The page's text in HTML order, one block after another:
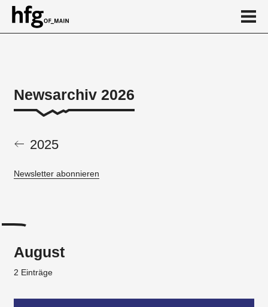
Newsarchiv 2026
Juni
Februar
Newsarchiv 2026
2025
Newsletter abonnieren
August
2 Einträge